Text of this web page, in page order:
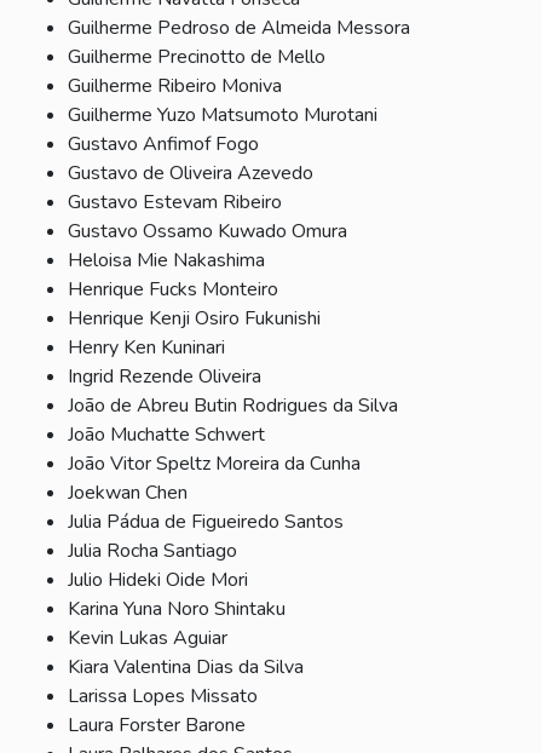
Guilherme Pedroso de Almeida Messora
Guilherme Precinotto de Mello
Guilherme Ribeiro Moniva
Guilherme Yuzo Matsumoto Murotani
Gustavo Anfimof Fogo
Gustavo de Oliveira Azevedo
Gustavo Estevam Ribeiro
Gustavo Ossamo Kuwado Omura
Heloisa Mie Nakashima
Henrique Fucks Monteiro
Henrique Kenji Osiro Fukunishi
Henry Ken Kuninari
Ingrid Rezende Oliveira
João de Abreu Butin Rodrigues da Silva
João Muchatte Schwert
João Vitor Speltz Moreira da Cunha
Joekwan Chen
Julia Pádua de Figueiredo Santos
Julia Rocha Santiago
Julio Hideki Oide Mori
Karina Yuna Noro Shintaku
Kevin Lukas Aguiar
Kiara Valentina Dias da Silva
Larissa Lopes Missato
Laura Forster Barone